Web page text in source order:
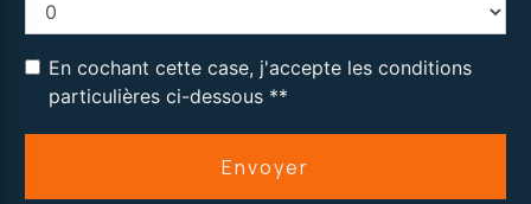
En cochant cette case, j'accepte les conditions
particulières ci-dessous **
Envoyer